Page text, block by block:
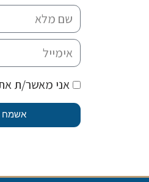
אני מאשר/ת
אשמח